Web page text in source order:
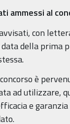
ammessi al
con
della prima
è
ad utilizzare,
e